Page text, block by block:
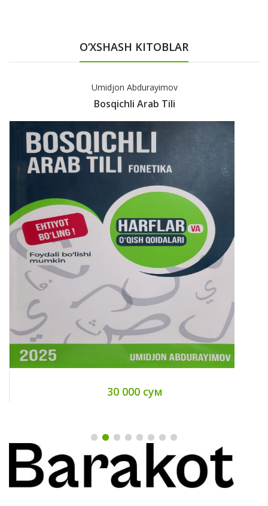
O‘XSHASH KITOBLAR
Umidjon Abdurayimov
Bosqichli Arab Tili
30 000 сум